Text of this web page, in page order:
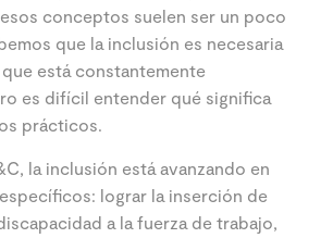
conceptos suelen ser un poco
que la inclusión es necesaria
está constantemente
es difícil entender qué significa
prácticos.
la inclusión está avanzando en
lograr la inserción de
a la fuerza de trabajo,